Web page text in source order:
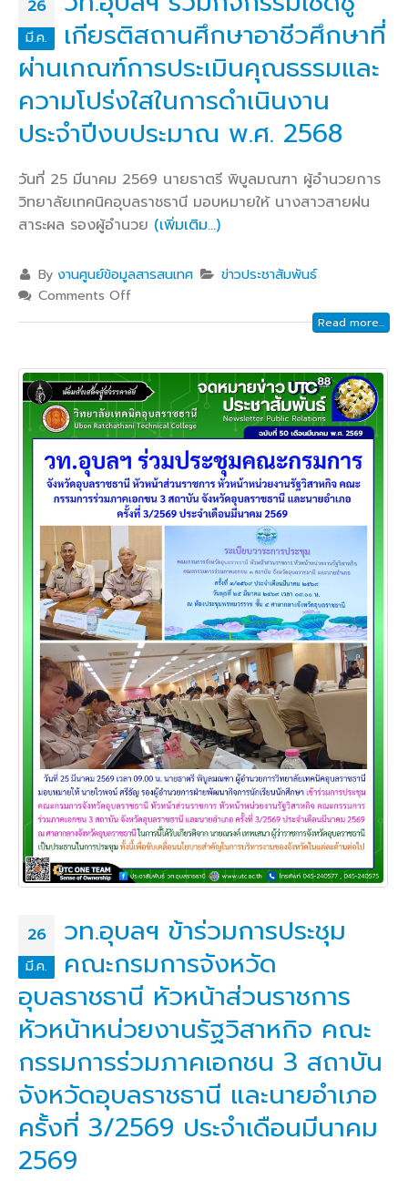
26
มี.ค.
เกียรติสถานศึกษาอาชีวศึกษาที่
ผ่านเกณฑ์การประเมินคุณธรรมและ
ความโปร่งใสในการดำเนินงาน
ประจำปีงบประมาณ พ.ศ. 2568
วันที่ 25 มีนาคม 2569 นายธาตรี พิบูลมณฑา ผู้อำนวยการ
วิทยาลัยเทคนิคอุบลราชธานี มอบหมายให้ นางสาวสายฝน
สาระผล รองผู้อำนวย (เพิ่มเติม…)
Byงานศูนย์ข้อมูลสารสนเทศ
ข่าวประชาสัมพันธ์
Comments Off
Read more...
26
มี.ค.
วท.อุบลฯ ข้าร่วมการประชุม
คณะกรมการจังหวัด
อุบลราชธานี หัวหน้าส่วนราชการ
หัวหน้าหน่วยงานรัฐวิสาหกิจ คณะ
กรรมการร่วมภาคเอกชน 3 สถาบัน
จังหวัดอุบลราชธานี และนายอำเภอ
ครั้งที่ 3/2569 ประจำเดือนมีนาคม
2569